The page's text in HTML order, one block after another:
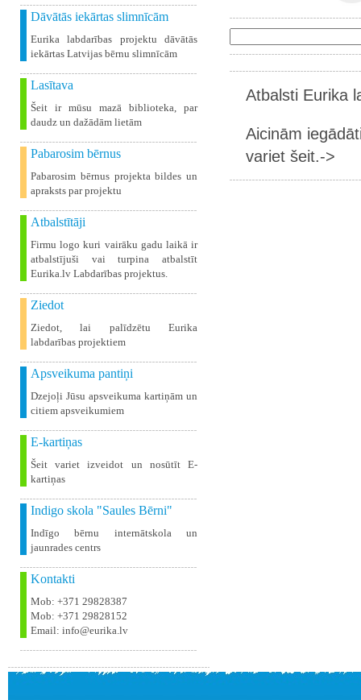
Dāvātās iekārtas slimnīcām
Eurika labdarības projektu dāvātās
iekārtas Latvijas bērnu slimnīcām
Lasītava
Šeit ir mūsu mazā biblioteka, par
daudz un dažādām lietām
Pabarosim bērnus
Pabarosim bērnus projekta bildes un
apraksts par projektu
Atbalstītāji
Firmu logo kuri vairāku gadu laikā ir
atbalstījuši vai turpina atbalstīt
Eurika.lv Labdarības projektus.
Ziedot
Ziedot, lai palīdzētu Eurika
labdarības projektiem
Apsveikuma pantiņi
Dzejoļi Jūsu apsveikuma kartiņām un
citiem apsveikumiem
E-kartiņas
Šeit variet izveidot un nosūtīt E-
kartiņas
Indigo skola "Saules Bērni"
Indīgo bērnu internātskola un
jaunrades centrs
Kontakti
Mob: +371 29828387
Mob: +371 29828152
Email: info@eurika.lv
Atbalsti Eurika
Aicinām
variet šeit.->